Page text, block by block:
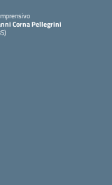
Corna Pellegrini
iniziale della scuola